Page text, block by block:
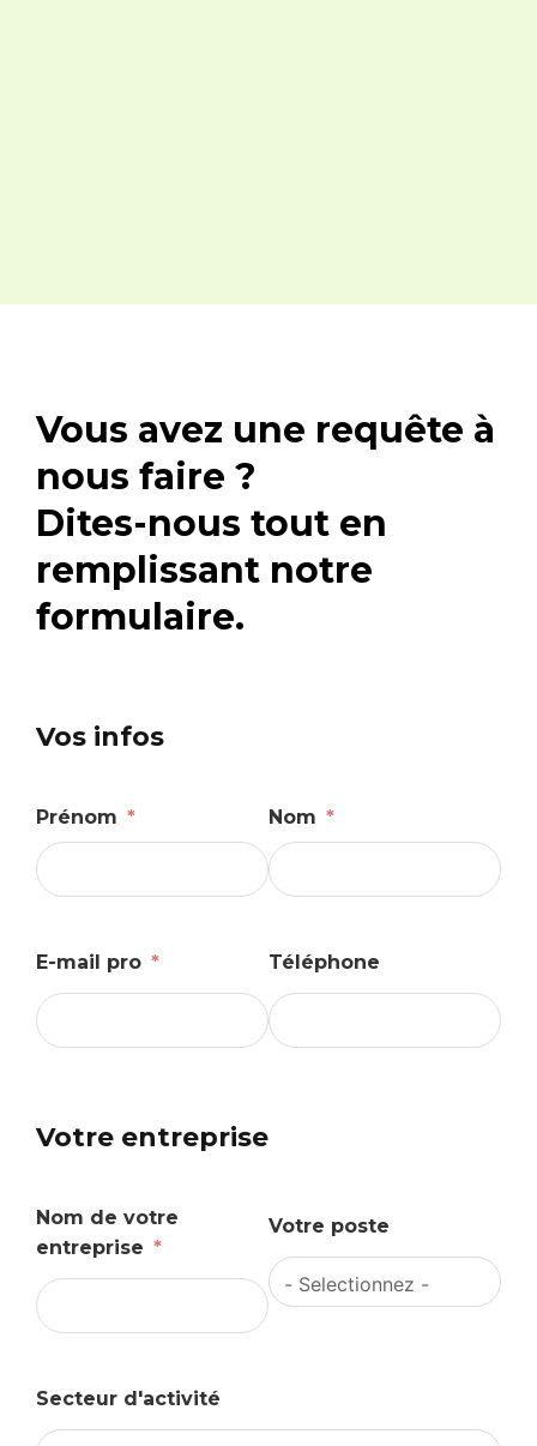
Vous avez une requête à
nous faire ?
Dites-nous tout en
remplissant notre
formulaire.
Vos infos
Prénom Nom
E-mail pro Téléphone
Votre entreprise
Nom de votre
entreprise
Votre poste
Secteur d'activité